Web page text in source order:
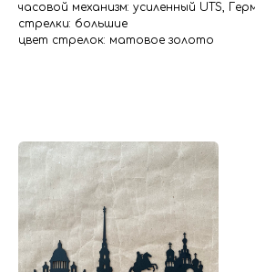
часовой механизм: усиленный UTS,
стрелки: большие
цвет стрелок: матовое золото